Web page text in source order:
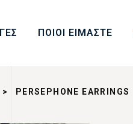
ΠΟΙΟΙ ΕΙΜΑΣΤΕ
> PERSEPHONE EARRINGS